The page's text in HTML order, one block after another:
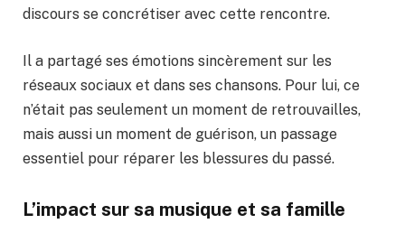
discours se concrétiser avec cette rencontre.
Il a partagé ses émotions sincèrement sur les
réseaux sociaux et dans ses chansons. Pour lui, ce
n’était pas seulement un moment de retrouvailles,
mais aussi un moment de guérison, un passage
essentiel pour réparer les blessures du passé.
L’impact sur sa musique et sa famille